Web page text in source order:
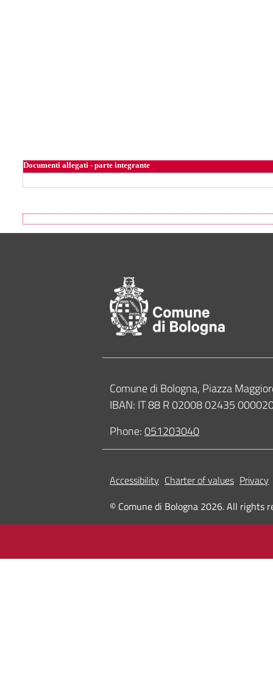
Documenti allegati - parte integrante
Contacts
Comune di Bologna, Piazza
IBAN: IT 88 R 02008 02435
Phone:051203040
Accessibility Charter of values Privacy
© Comune di Bologna 2026. All rights